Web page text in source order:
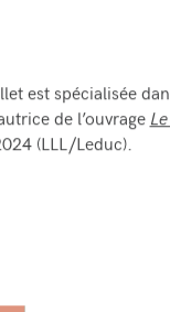
est spécialisée
de l’ouvrage
(LLL/Leduc).